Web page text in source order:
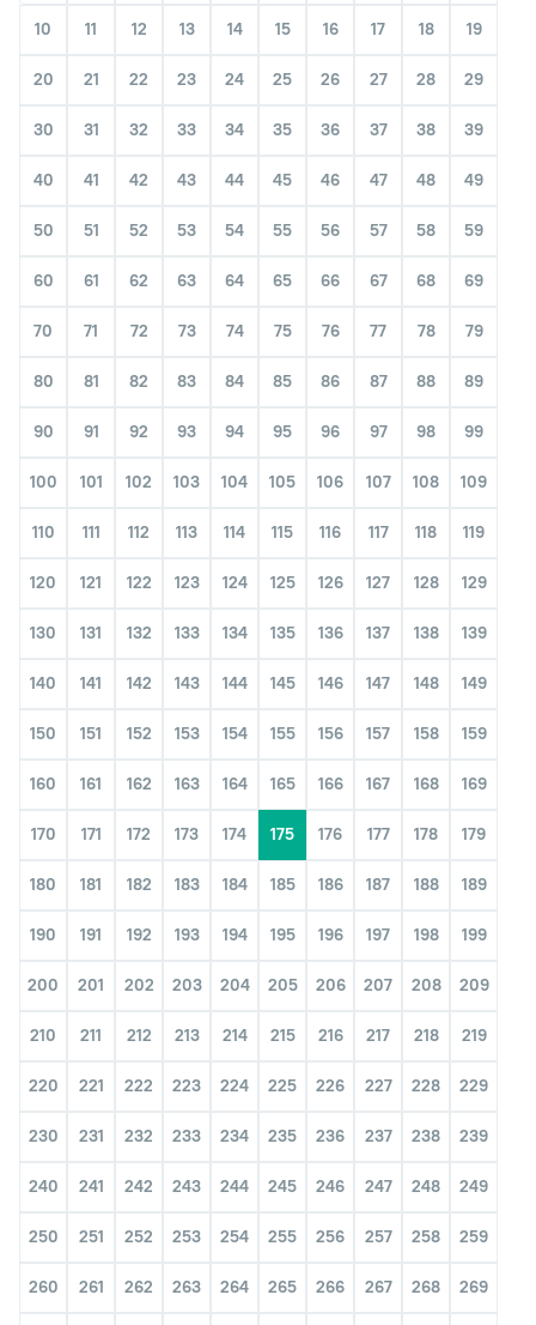
10 11 12 13 14 15 16 17 18 19
20 21 22 23 24 25 26 27 28 29
30 31 32 33 34 35 36 37 38 39
40 41 42 43 44 45 46 47 48 49
50 51 52 53 54 55 56 57 58 59
60 61 62 63 64 65 66 67 68 69
70 71 72 73 74 75 76 77 78 79
80 81 82 83 84 85 86 87 88 89
90 91 92 93 94 95 96 97 98 99
100 101 102 103 104 105 106 107 108 109
110 111 112 113 114 115 116 117 118 119
120 121 122 123 124 125 126 127 128 129
130 131 132 133 134 135 136 137 138 139
140 141 142 143 144 145 146 147 148 149
150 151 152 153 154 155 156 157 158 159
160 161 162 163 164 165 166 167 168 169
170 171 172 173 174 175 176 177 178 179
180 181 182 183 184 185 186 187 188 189
190 191 192 193 194 195 196 197 198 199
200 201 202 203 204 205 206 207 208 209
210 211 212 213 214 215 216 217 218 219
220 221 222 223 224 225 226 227 228 229
230 231 232 233 234 235 236 237 238 239
240 241 242 243 244 245 246 247 248 249
250 251 252 253 254 255 256 257 258 259
260 261 262 263 264 265 266 267 268 269